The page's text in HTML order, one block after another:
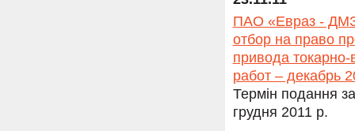
ПАО «Евраз - ДМЗ
отбор на право
привода
работ – декабрь
Термін подання
грудня 2011 р.